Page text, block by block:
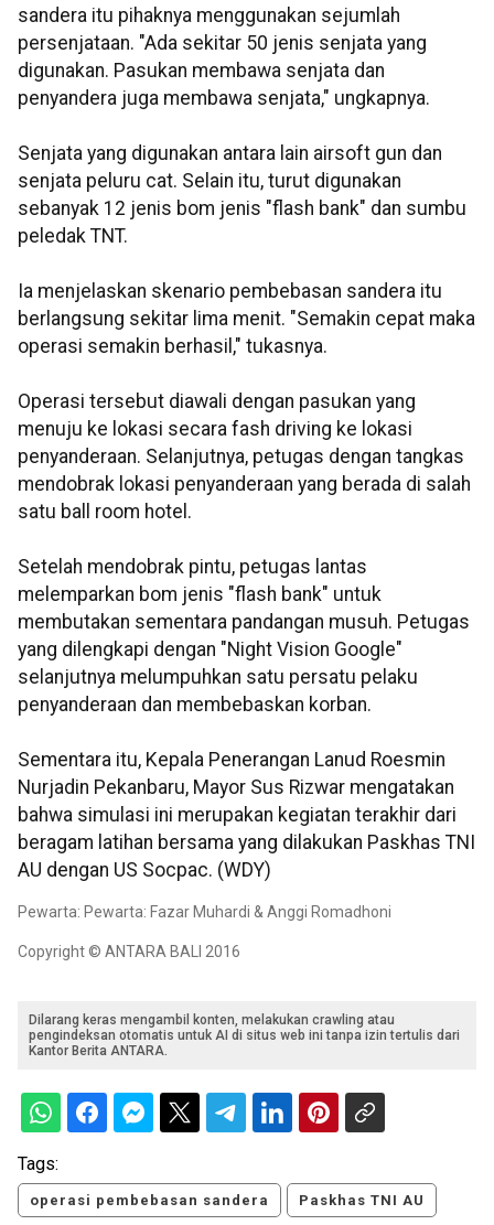
sandera itu pihaknya menggunakan sejumlah
persenjataan. "Ada sekitar 50 jenis senjata yang
digunakan. Pasukan membawa senjata dan
penyandera juga membawa senjata," ungkapnya.
Senjata yang digunakan antara lain airsoft gun dan
senjata peluru cat. Selain itu, turut digunakan
sebanyak 12 jenis bom jenis "flash bank" dan sumbu
peledak TNT.
Ia menjelaskan skenario pembebasan sandera itu
berlangsung sekitar lima menit. "Semakin cepat maka
operasi semakin berhasil," tukasnya.
Operasi tersebut diawali dengan pasukan yang
menuju ke lokasi secara fash driving ke lokasi
penyanderaan. Selanjutnya, petugas dengan tangkas
mendobrak lokasi penyanderaan yang berada di salah
satu ball room hotel.
Setelah mendobrak pintu, petugas lantas
melemparkan bom jenis "flash bank" untuk
membutakan sementara pandangan musuh. Petugas
yang dilengkapi dengan "Night Vision Google"
selanjutnya melumpuhkan satu persatu pelaku
penyanderaan dan membebaskan korban.
Sementara itu, Kepala Penerangan Lanud Roesmin
Nurjadin Pekanbaru, Mayor Sus Rizwar mengatakan
bahwa simulasi ini merupakan kegiatan terakhir dari
beragam latihan bersama yang dilakukan Paskhas TNI
AU dengan US Socpac. (WDY)
Pewarta: Pewarta: Fazar Muhardi & Anggi Romadhoni
Copyright © ANTARA BALI 2016
Dilarang keras mengambil konten, melakukan crawling atau
pengindeksan otomatis untuk AI di situs web ini tanpa izin tertulis dari
Kantor Berita ANTARA.
Tags:
operasi pembebasan sandera Paskhas TNI AU